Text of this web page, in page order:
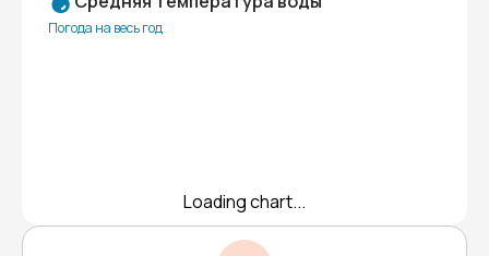
Погода на весь год
Loading chart...